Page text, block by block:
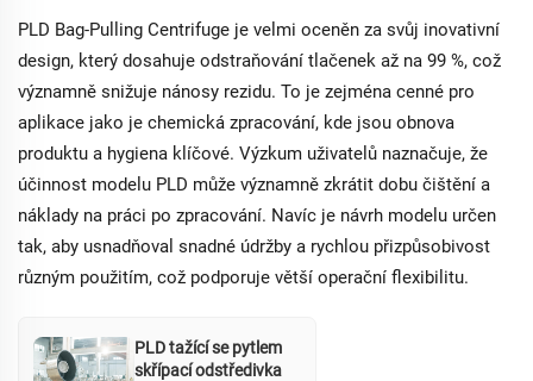
škály materiálů a
integruje
kontrolu a více funkcí
ochrany bezpečnosti.
PLD Bag-Pulling Centrifuge je velmi oceněn za svůj inovativní
design, který dosahuje odstraňování tlačenek až na 99 %, což
významně snižuje nánosy rezidu. To je zejména cenné pro
aplikace jako je chemická zpracování, kde jsou obnova
produktu a hygiena klíčové. Výzkum uživatelů naznačuje, že
účinnost modelu PLD může významně zkrátit dobu čištění a
náklady na práci po zpracování. Navíc je návrh modelu určen
tak, aby usnadňoval snadné údržby a rychlou přizpůsobivost
různým použitím, což podporuje větší operační flexibilitu.
PLD tažící se pytlem
skřípací odstředivka